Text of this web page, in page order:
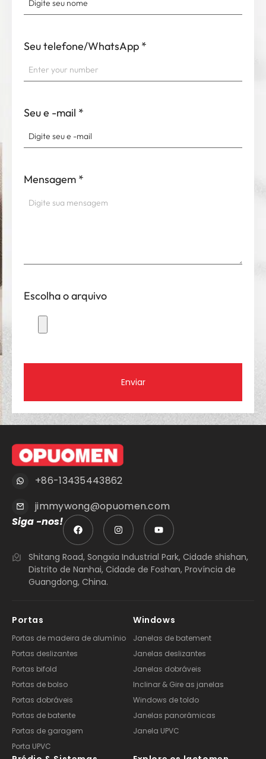
Seu telefone/WhatsApp *
Seu e -mail *
Mensagem *
Escolha o arquivo
Enviar
+86-13435443862
jimmywong@opuomen.com
Siga -nos!
Shitang Road, Songxia Industrial Park, Cidade shishan,
Distrito de Nanhai, Cidade de Foshan, Província de
Guangdong, China.
Portas
Portas de madeira de alumínio
Portas deslizantes
Portas bifold
Portas de bolso
Portas dobráveis
Portas de batente
Portas de garagem
Porta UPVC
Windows
Janelas de batement
Janelas deslizantes
Janelas dobráveis
Inclinar & Gire as janelas
Windows de toldo
Janelas panorâmicas
Janela UPVC